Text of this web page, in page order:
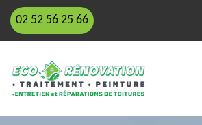
02 52 56 25 66